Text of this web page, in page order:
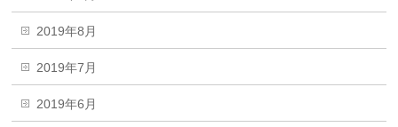
2019年8月
2019年7月
2019年6月